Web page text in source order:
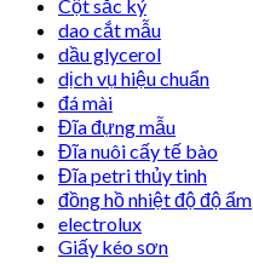
Cột sắc ký
dao cắt mẫu
dầu glycerol
dịch vụ hiệu chuẩn
đá mài
Đĩa đựng mẫu
Đĩa nuôi cấy tế bào
Đĩa petri thủy tinh
đồng hồ nhiệt độ độ ẩm
electrolux
Giấy kéo sơn